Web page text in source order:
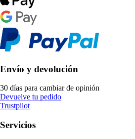
Envío y devolución
30 días para cambiar de opinión
Devuelve tu pedido
Trustpilot
Servicios